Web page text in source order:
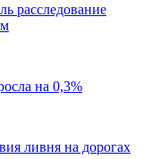
расследование
на 0,3%
ливня на дорогах